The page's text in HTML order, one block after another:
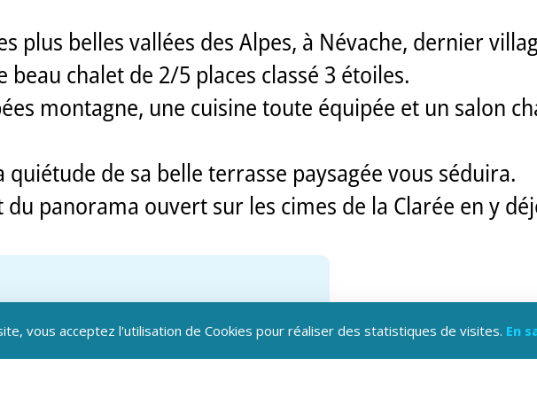
plus belles vallées des Alpes, à Névache, dernier
chalet de 2/5 places classé 3 étoiles.
montagne, une cuisine toute équipée et un salon
quiétude de sa belle terrasse paysagée vous séduira.
panorama ouvert sur les cimes de la Clarée en y
vous acceptez l'utilisation de Cookies pour réaliser des statistiques de visites. En